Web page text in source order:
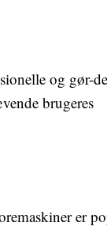
og gør-
brugeres
er